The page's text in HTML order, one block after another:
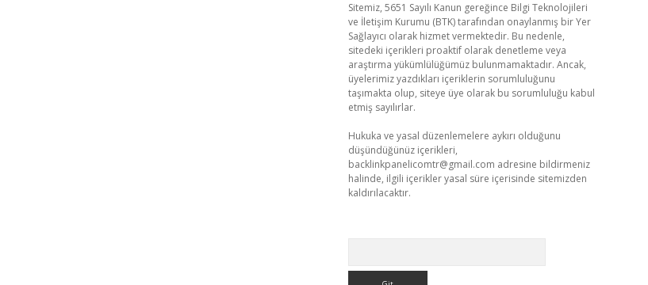
Sitemiz, 5651 Sayılı Kanun gereğince Bilgi Teknolojileri
ve İletişim Kurumu (BTK) tarafından onaylanmış bir Yer
Sağlayıcı olarak hizmet vermektedir. Bu nedenle,
sitedeki içerikleri proaktif olarak denetleme veya
araştırma yükümlülüğümüz bulunmamaktadır. Ancak,
üyelerimiz yazdıkları içeriklerin sorumluluğunu
taşımakta olup, siteye üye olarak bu sorumluluğu kabul
etmiş sayılırlar.
Hukuka ve yasal düzenlemelere aykırı olduğunu
düşündüğünüz içerikleri,
backlinkpanelicomtr@gmail.com adresine bildirmeniz
halinde, ilgili içerikler yasal süre içerisinde sitemizden
kaldırılacaktır.